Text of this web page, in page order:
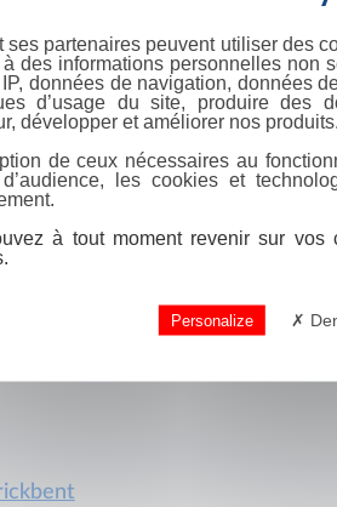
ses partenaires peuvent utiliser des
des informations personnelles non
données de navigation, données
d’usage du site, produire des
développer et améliorer nos produits.
de ceux nécessaires au
les cookies et
à tout moment revenir sur
Personalize